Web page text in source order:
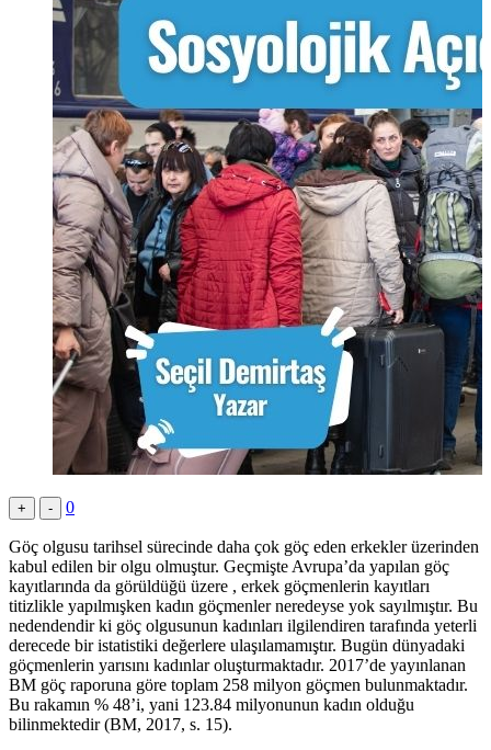
+ - 0
Göç olgusu tarihsel sürecinde daha çok göç eden erkekler üzerinden
kabul edilen bir olgu olmuştur. Geçmişte Avrupa’da yapılan göç
kayıtlarında da görüldüğü üzere , erkek göçmenlerin kayıtları
titizlikle yapılmışken kadın göçmenler neredeyse yok sayılmıştır. Bu
nedendendir ki göç olgusunun kadınları ilgilendiren tarafında yeterli
derecede bir istatistiki değerlere ulaşılamamıştır. Bugün dünyadaki
göçmenlerin yarısını kadınlar oluşturmaktadır. 2017’de yayınlanan
BM göç raporuna göre toplam 258 milyon göçmen bulunmaktadır.
Bu rakamın % 48’i, yani 123.84 milyonunun kadın olduğu
bilinmektedir (BM, 2017, s. 15).